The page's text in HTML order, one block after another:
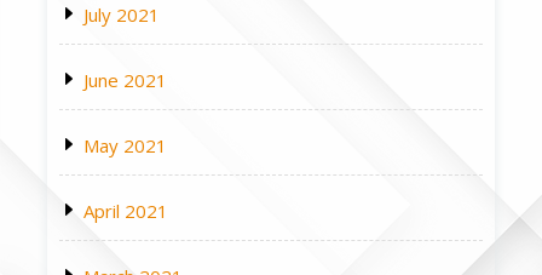
July 2021
June 2021
May 2021
April 2021